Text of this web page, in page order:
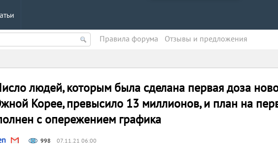
Правила форума Oтзывы и предложения
людей, которым была сделана первая доза
Корее, превысило 13 миллионов, и план на
с опережением графика
998 07.11.21 06:00